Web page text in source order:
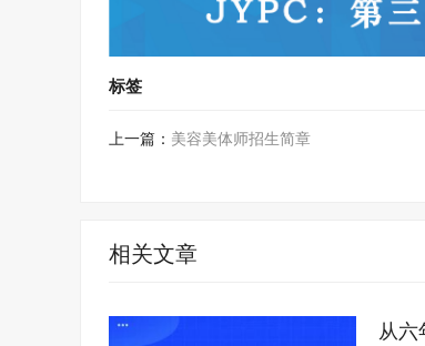
标签
上一篇： 美容美体师招生简章
相关文章
从六